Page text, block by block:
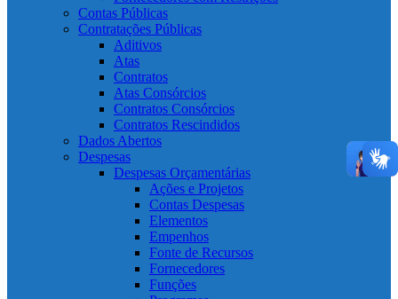
Contas Públicas
Contratações Públicas
Aditivos
Atas
Contratos
Atas Consórcios
Contratos Consórcios
Contratos Rescindidos
Dados Abertos
Despesas
Despesas Orçamentárias
Ações e Projetos
Contas Despesas
Elementos
Empenhos
Fonte de Recursos
Fornecedores
Funções